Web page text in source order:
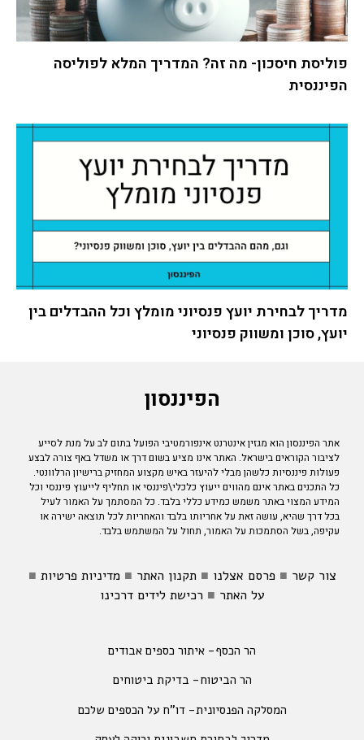
פוליסת חיסכון- מה זה? המדריך המלא לפוליסה
הפיננסית
מדריך לבחירת יועץ פנסיוני מומלץ וכל ההבדלים בין
יועץ, סוכן ומשווק פנסיוני
הפיננסון
אתר הפיננסון הוא מגזין אינטרנט אינפורמטיבי הפועל בתום לב על מנת לסייע
לציבור הקוראים בישראל. האתר אינו מציע בשום דרך או משדל באף צורה לבצע
פעולות פיננסיות כלשהן מבלי להיעזר באיש מקצוע המחזיק ברישיון הרלוונטי.
כל התכנים באתר אינם מהווים ייעוץ כלכלי\פיננסי או תחליף לייעוץ פיננסי וכל
המידע המצוי באתר משמש כמידע כללי בלבד. כל המסתמך על האמור לעיל
בכל דרך שהיא, עושה זאת על אחריותו בלבד והאחריות לכל תוצאה ישירה או
עקיפה, בשל הסתמכות על האמור, תחול על המשתמש בלבד.
צור קשר ■ פרסם אצלנו ■ תקנון האתר ■ מדיניות פרטיות ■
על האתר ■ רכישת לידים דרכינו
הר הכסף- איתור כספים אבודים
הר הביטוח- בדיקת ביטוחים
המסלקה הפנסיונית- דו"ח על הכספים שלכם